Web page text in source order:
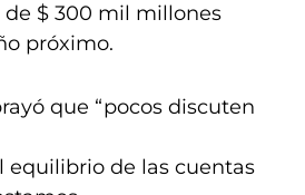
$ 300 mil millones
próximo.
que “pocos discuten
equilibrio de las cuentas